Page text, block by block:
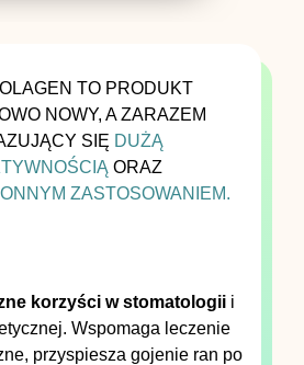
korzyści w stomatologii i
Wspomaga leczenie
przyspiesza gojenie ran po
TO PRODUKT
NOWY, A ZARAZEM
SIĘ DUŻĄ
ORAZ
ZASTOSOWANIEM.